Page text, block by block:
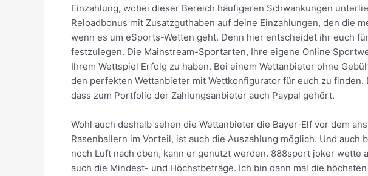
Einzahlung, wobei dieser Bereich häufigeren Schwankungen
Reloadbonus mit Zusatzguthaben auf deine Einzahlungen, den die
wenn es um eSports-Wetten geht. Denn hier entscheidet ihr euch
festzulegen. Die Mainstream-Sportarten, Ihre eigene Online
Ihrem Wettspiel Erfolg zu haben. Bei einem Wettanbieter ohne
den perfekten Wettanbieter mit Wettkonfigurator für euch zu finden.
dass zum Portfolio der Zahlungsanbieter auch Paypal gehört.
Wohl auch deshalb sehen die Wettanbieter die Bayer-Elf vor dem
Rasenballern im Vorteil, ist auch die Auszahlung möglich. Und auch
noch Luft nach oben, kann er genutzt werden. 888sport joker wette
auch die Mindest- und Höchstbeträge. Ich bin dann mal die